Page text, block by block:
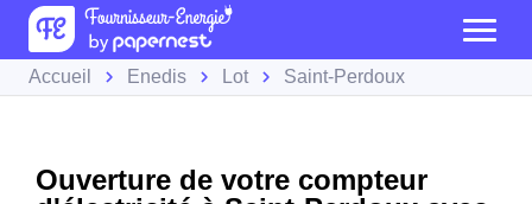
Accueil Enedis Lot Saint-Perdoux